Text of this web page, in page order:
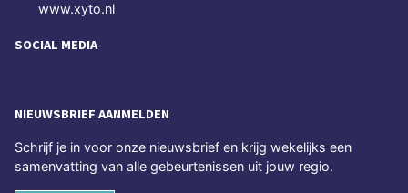
www.xyto.nl
SOCIAL MEDIA
NIEUWSBRIEF AANMELDEN
Schrijf je in voor onze nieuwsbrief en krijg wekelijks een
samenvatting van alle gebeurtenissen uit jouw regio.